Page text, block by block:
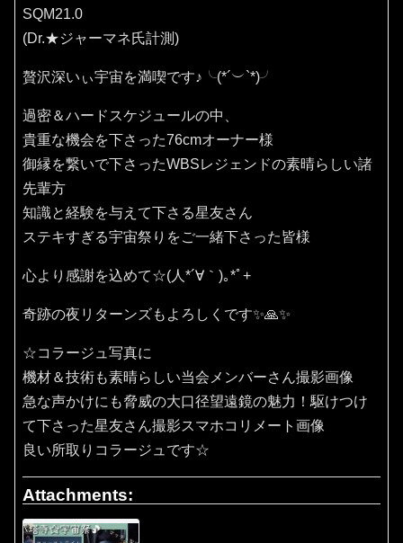
SQM21.0
(Dr.★ジャーマネ氏計測)
贅沢深いぃ宇宙を満喫です♪⁠╰⁠(⁠*⁠´⁠︶⁠`⁠*⁠)⁠╯
過密＆ハードスケジュールの中、
貴重な機会を下さった76cmオーナー様
御縁を繋いで下さったWBSレジェンドの素晴らしい諸
先輩方
知識と経験を与えて下さる星友さん
ステキすぎる宇宙祭りをご一緒下さった皆様
心より感謝を込めて☆(⁠人⁠*⁠´⁠∀⁠｀⁠)⁠｡⁠*ﾟ⁠+
奇跡の夜リターンズもよろしくです✨🙏✨️
☆コラージュ写真に
機材＆技術も素晴らしい当会メンバーさん撮影画像
急な声かけにも脅威の大口径望遠鏡の魅力！駆けつけ
て下さった星友さん撮影スマホコリメート画像
良い所取りコラージュです☆
Attachments: